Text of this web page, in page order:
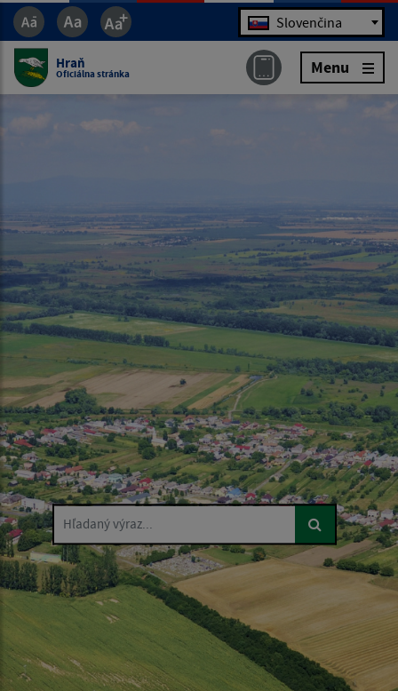
Jazyk Slovenčina
Hraň
Oficiálna stránka Menu
Hľadaný výraz...